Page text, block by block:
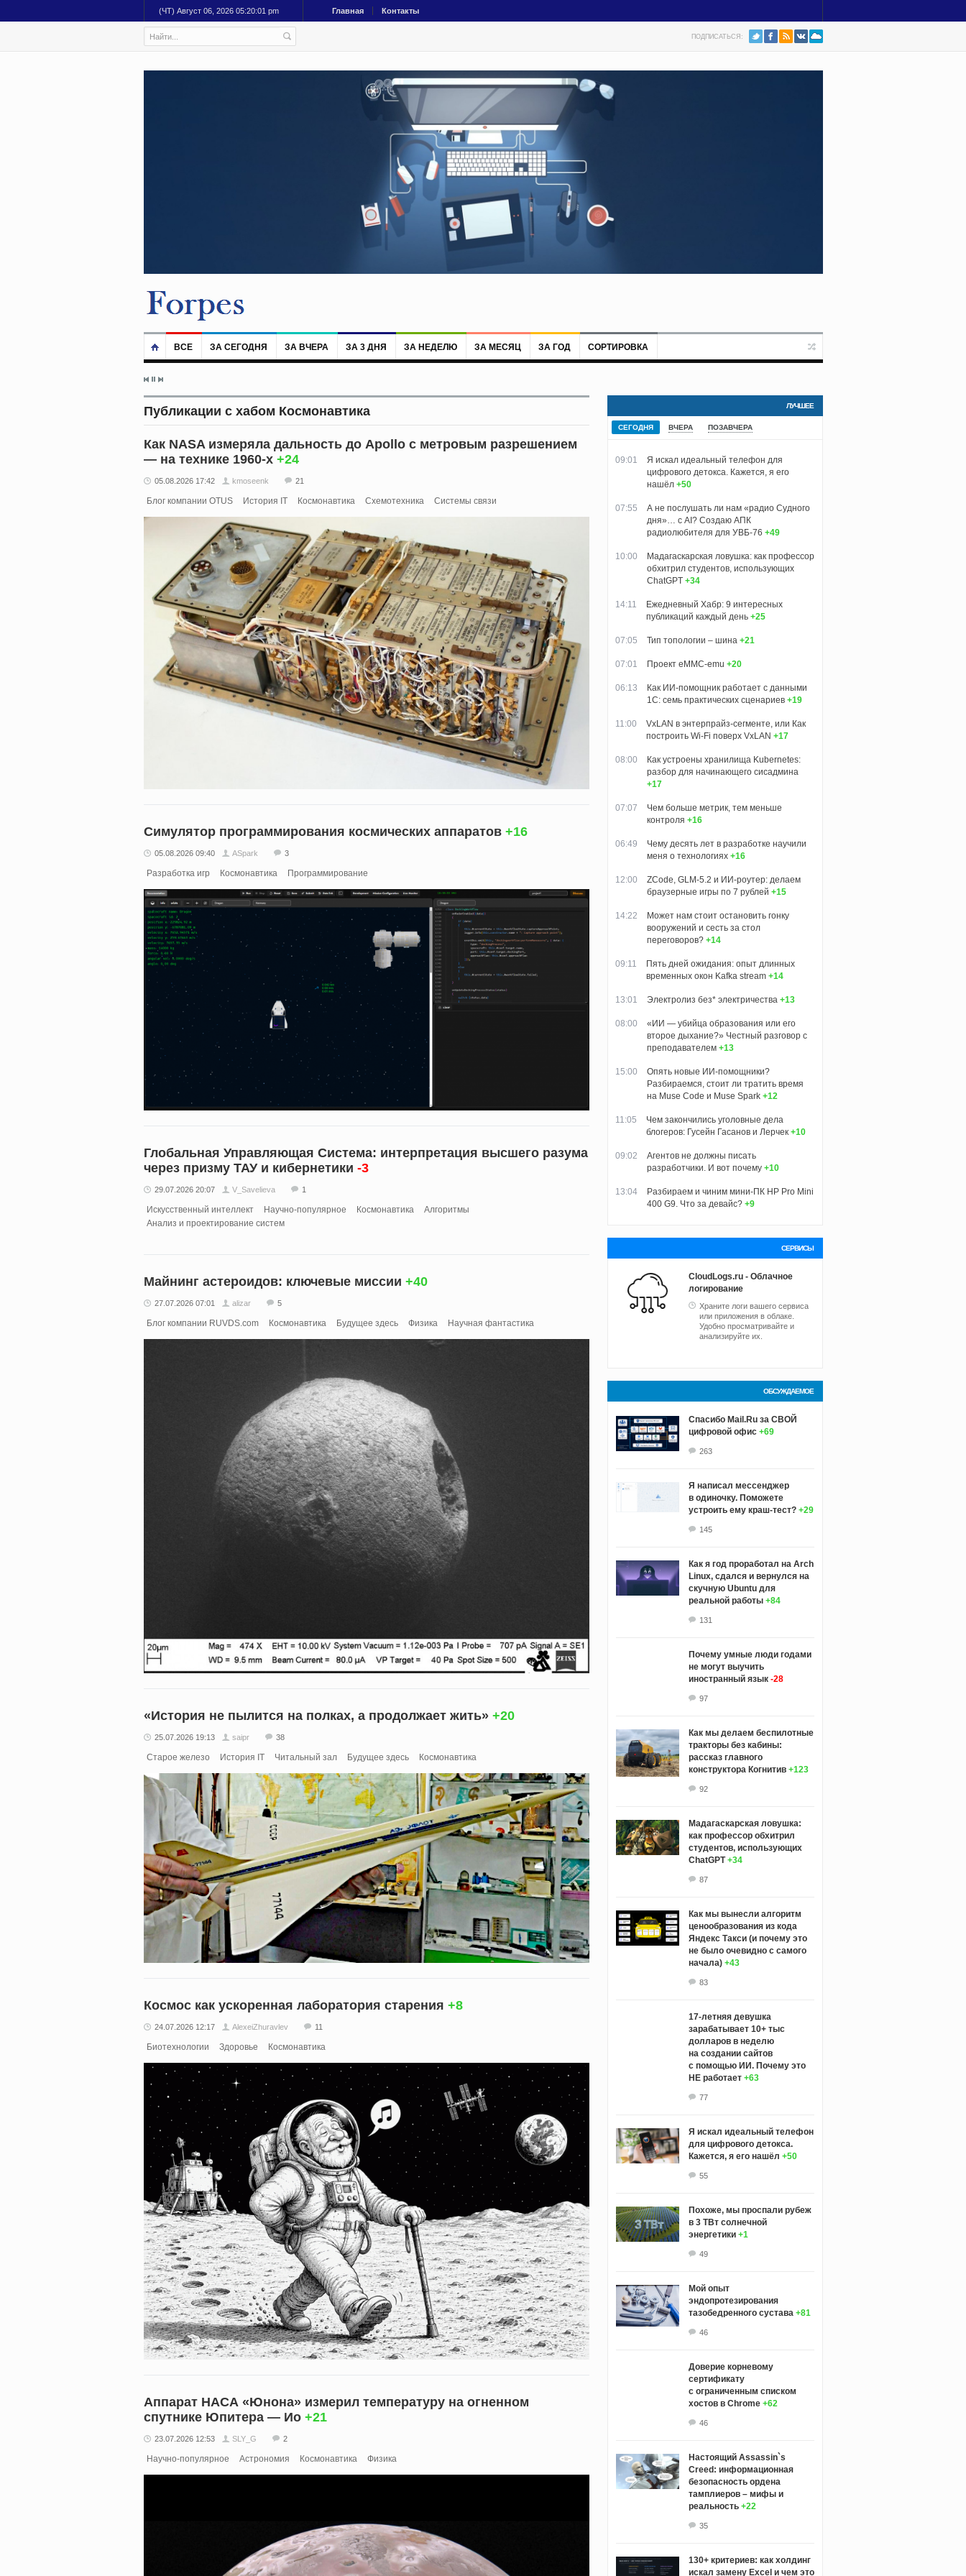
(ЧТ) Август 06, 2026 05:20:02 pm Главная Контакты
ПОДПИСАТЬСЯ:
ВСЕ ЗА СЕГОДНЯ ЗА ВЧЕРА ЗА 3 ДНЯ ЗА НЕДЕЛЮ ЗА МЕСЯЦ ЗА ГОД СОРТИРОВКА
Публикации с хабом Космонавтика
Как NASA измеряла дальность до Apollo с метровым разрешением
— на технике 1960-х +24
05.08.2026 17:42 kmoseenk 21
Блог компании OTUS История IT Космонавтика Схемотехника Системы связи
Симулятор программирования космических аппаратов +16
05.08.2026 09:40 ASpark 3
Разработка игр Космонавтика Программирование
Глобальная Управляющая Система: интерпретация высшего разума
через призму ТАУ и кибернетики -3
29.07.2026 20:07 V_Savelieva 1
Искусственный интеллект Научно-популярное Космонавтика
Алгоритмы
Анализ и проектирование систем
Майнинг астероидов: ключевые миссии +40
27.07.2026 07:01 alizar 5
Блог компании RUVDS.com Космонавтика Будущее здесь Физика Научная фантастика
«История не пылится на полках, а продолжает жить» +20
25.07.2026 19:13 saipr 38
Старое железо История IT Читальный зал Будущее здесь Космонавтика
Космос как ускоренная лаборатория старения +8
24.07.2026 12:17 AlexeiZhuravlev 11
Биотехнологии Здоровье Космонавтика
Аппарат НАСА «Юнона» измерил температуру на огненном
спутнике Юпитера — Ио +21
23.07.2026 12:53 SLY_G 2
Научно-популярное Астрономия Космонавтика Физика
ЛУЧШЕЕ
СЕГОДНЯ ВЧЕРА ПОЗАВЧЕРА
09:01
Я искал идеальный телефон для
цифрового детокса. Кажется, я его
нашёл +50
07:55
А не послушать ли нам «радио Судного
дня»… с AI? Создаю АПК
радиолюбителя для УВБ-76 +49
10:00
Мадагаскарская ловушка: как профессор
обхитрил студентов, использующих
ChatGPT +34
14:11
Ежедневный Хабр: 9 интересных
публикаций каждый день +25
07:05 Тип топологии – шина +21
07:01 Проект eMMC-emu +20
06:13
Как ИИ-помощник работает с данными
1С: семь практических сценариев +19
11:00
VxLAN в энтерпрайз-сегменте, или Как
построить Wi-Fi поверх VxLAN +17
08:00
Как устроены хранилища Kubernetes:
разбор для начинающего сисадмина
+17
07:07
Чем больше метрик, тем меньше
контроля +16
06:49
Чему десять лет в разработке научили
меня о технологиях +16
12:00
ZCode, GLM-5.2 и ИИ-роутер: делаем
браузерные игры по 7 рублей +15
14:22
Может нам стоит остановить гонку
вооружений и сесть за стол
переговоров? +14
09:11
Пять дней ожидания: опыт длинных
временных окон Kafka stream +14
13:01 Электролиз без* электричества +13
08:00
«ИИ — убийца образования или его
второе дыхание?» Честный разговор с
преподавателем +13
15:00
Опять новые ИИ-помощники?
Разбираемся, стоит ли тратить время
на Muse Code и Muse Spark +12
11:05
Чем закончились уголовные дела
блогеров: Гусейн Гасанов и Лерчек +10
09:02
Агентов не должны писать
разработчики. И вот почему +10
13:04
Разбираем и чиним мини-ПК HP Pro Mini
400 G9. Что за девайс? +9
СЕРВИСЫ
CloudLogs.ru - Облачное
логирование
Храните логи вашего сервиса
или приложения в облаке.
Удобно просматривайте и
анализируйте их.
ОБСУЖДАЕМОЕ
Спасибо Mail.Ru за СВОЙ
цифровой офис +69
263
Я написал мессенджер
в одиночку. Поможете
устроить ему краш‑тест? +29
145
Как я год проработал на Arch
Linux, сдался и вернулся на
скучную Ubuntu для
реальной работы +84
131
Почему умные люди годами
не могут выучить
иностранный язык -28
97
Как мы делаем беспилотные
тракторы без кабины:
рассказ главного
конструктора Когнитив +123
92
Мадагаскарская ловушка:
как профессор обхитрил
студентов, использующих
ChatGPT +34
87
Как мы вынесли алгоритм
ценообразования из кода
Яндекс Такси (и почему это
не было очевидно с самого
начала) +43
83
17-летняя девушка
зарабатывает 10+ тыс
долларов в неделю
на создании сайтов
с помощью ИИ. Почему это
НЕ работает +63
77
Я искал идеальный телефон
для цифрового детокса.
Кажется, я его нашёл +50
55
Похоже, мы проспали рубеж
в 3 ТВт солнечной
энергетики +1
49
Мой опыт
эндопротезирования
тазобедренного сустава +81
46
Доверие корневому
сертификату
с ограниченным списком
хостов в Chrome +62
46
Настоящий Assassin`s
Creed: информационная
безопасность ордена
тамплиеров – мифы и
реальность +22
35
130+ критериев: как холдинг
искал замену Excel и чем это